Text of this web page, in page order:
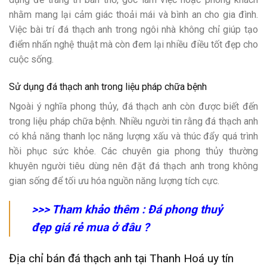
nhằm mang lại cảm giác thoải mái và bình an cho gia đình.
Việc bài trí đá thạch anh trong ngôi nhà không chỉ giúp tạo
điểm nhấn nghệ thuật mà còn đem lại nhiều điều tốt đẹp cho
cuộc sống.
Sử dụng đá thạch anh trong liệu pháp chữa bệnh
Ngoài ý nghĩa phong thủy, đá thạch anh còn được biết đến
trong liệu pháp chữa bệnh. Nhiều người tin rằng đá thạch anh
có khả năng thanh lọc năng lượng xấu và thúc đẩy quá trình
hồi phục sức khỏe. Các chuyên gia phong thủy thường
khuyên người tiêu dùng nên đặt đá thạch anh trong không
gian sống để tối ưu hóa nguồn năng lượng tích cực.
>>> Tham khảo thêm :Đá phong thuỷ
đẹp giá rẻ mua ở đâu?
Địa chỉ bán đá thạch anh tại Thanh Hoá uy tín